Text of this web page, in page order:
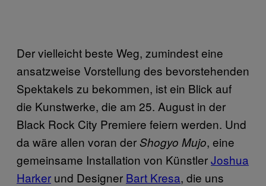
Der vielleicht beste Weg, zumindest eine
ansatzweise Vorstellung des bevorstehenden
Spektakels zu bekommen, ist ein Blick auf
die Kunstwerke, die am 25. August in der
Black Rock City Premiere feiern werden. Und
da wäre allen voran derShogyo Mujo, eine
gemeinsame Installation von KünstlerJoshua
Harker und Designer Bart Kresa, die uns